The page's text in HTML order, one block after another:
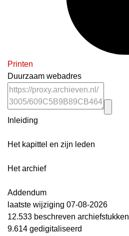
Printen
Duurzaam webadres
Inleiding
Het kapittel en zijn leden
Het archief
Addendum
laatste wijziging 07-08-2026
12.533 beschreven archiefstukken
9.614 gedigitaliseerd